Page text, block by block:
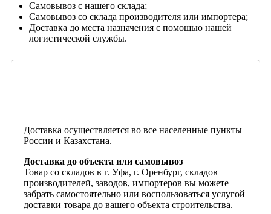
Самовывоз с нашего склада;
Самовывоз со склада производителя или импортера;
Доставка до места назначения с помощью нашей
логистической службы.
Доставка осуществляется во все населенные пункты
России и Казахстана.
Доставка до объекта или самовывоз
Товар со складов в г. Уфа, г. Оренбург, складов
производителей, заводов, импортеров вы можете
забрать самостоятельно или воспользоваться услугой
доставки товара до вашего объекта строительства.